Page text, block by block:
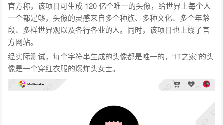
官方称，该项目可生成 120 亿个唯一的头像，给世界上每个人
一个都足够，头像的灵感来自多个种族、多种文化、多个年龄
段、多样世界观以及各行各业的人。同时，该项目也上线了官
方网站。
经实际测试，每个字符串生成的头像都是唯一的，“IT之家”的头
像是一个穿红衣服的爆炸头女士。